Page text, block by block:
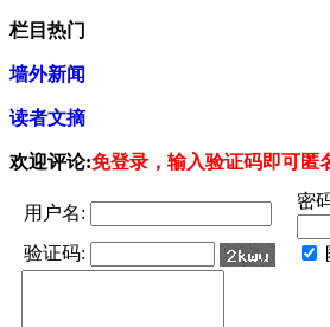
栏目热门
墙外新闻
读者文摘
欢迎评论:免登录，输入验证码即可匿
用户名:
密
验证码: